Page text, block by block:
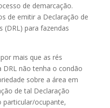
de demarcação.
de emitir a Declaração de
(DRL) para fazendas
mais que as rés
DRL não tenha o condão
sobre a área em
de tal Declaração
particular/ocupante,